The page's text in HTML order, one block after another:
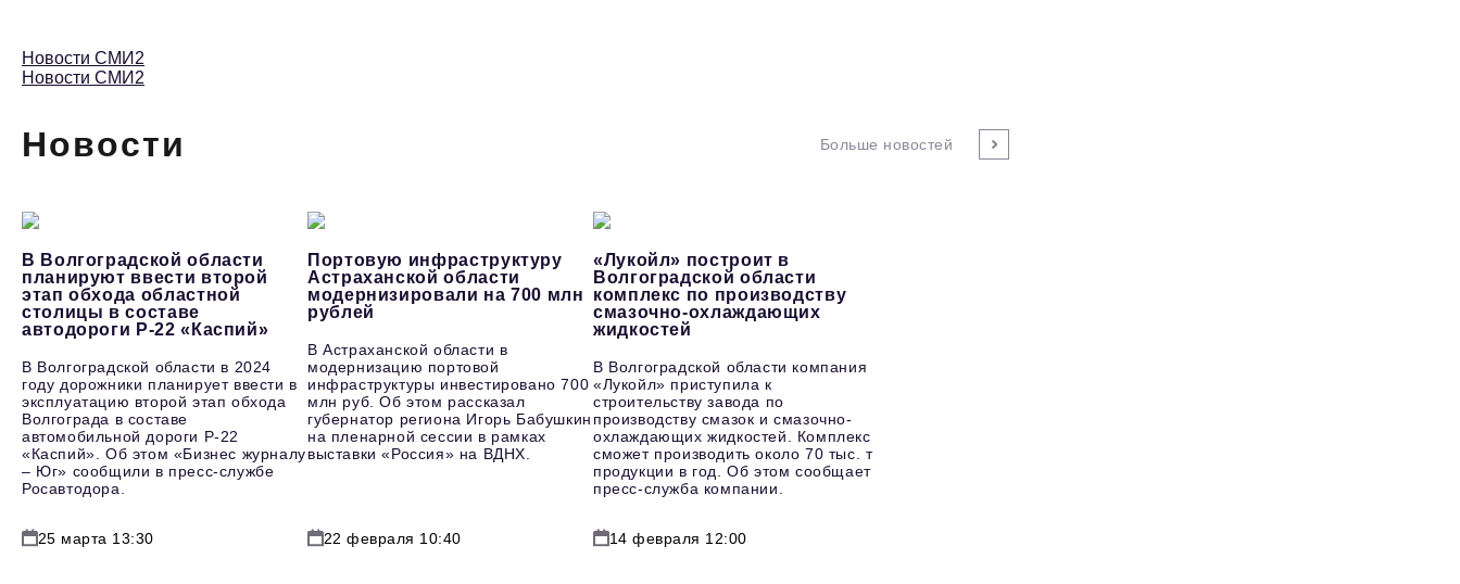
Новости СМИ2
Новости СМИ2
Новости Больше новостей
В Волгоградской области
планируют ввести второй
этап обхода областной
столицы в составе
автодороги Р-22 «Каспий»
В Волгоградской области в 2024
году дорожники планирует ввести в
эксплуатацию второй этап обхода
Волгограда в составе
автомобильной дороги Р-22
«Каспий». Об этом «Бизнес журналу
– Юг» сообщили в пресс-службе
Росавтодора.
25 марта 13:30
Портовую инфраструктуру
Астраханской области
модернизировали на 700 млн
рублей
В Астраханской области в
модернизацию портовой
инфраструктуры инвестировано 700
млн руб. Об этом рассказал
губернатор региона Игорь Бабушкин
на пленарной сессии в рамках
выставки «Россия» на ВДНХ.
22 февраля 10:40
«Лукойл» построит в
Волгоградской области
комплекс по производству
смазочно-охлаждающих
жидкостей
В Волгоградской области компания
«Лукойл» приступила к
строительству завода по
производству смазок и смазочно-
охлаждающих жидкостей. Комплекс
сможет производить около 70 тыс. т
продукции в год. Об этом сообщает
пресс-служба компании.
14 февраля 12:00